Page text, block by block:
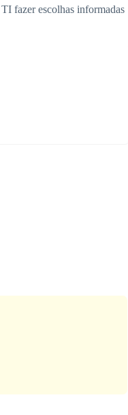
fazer escolhas informadas